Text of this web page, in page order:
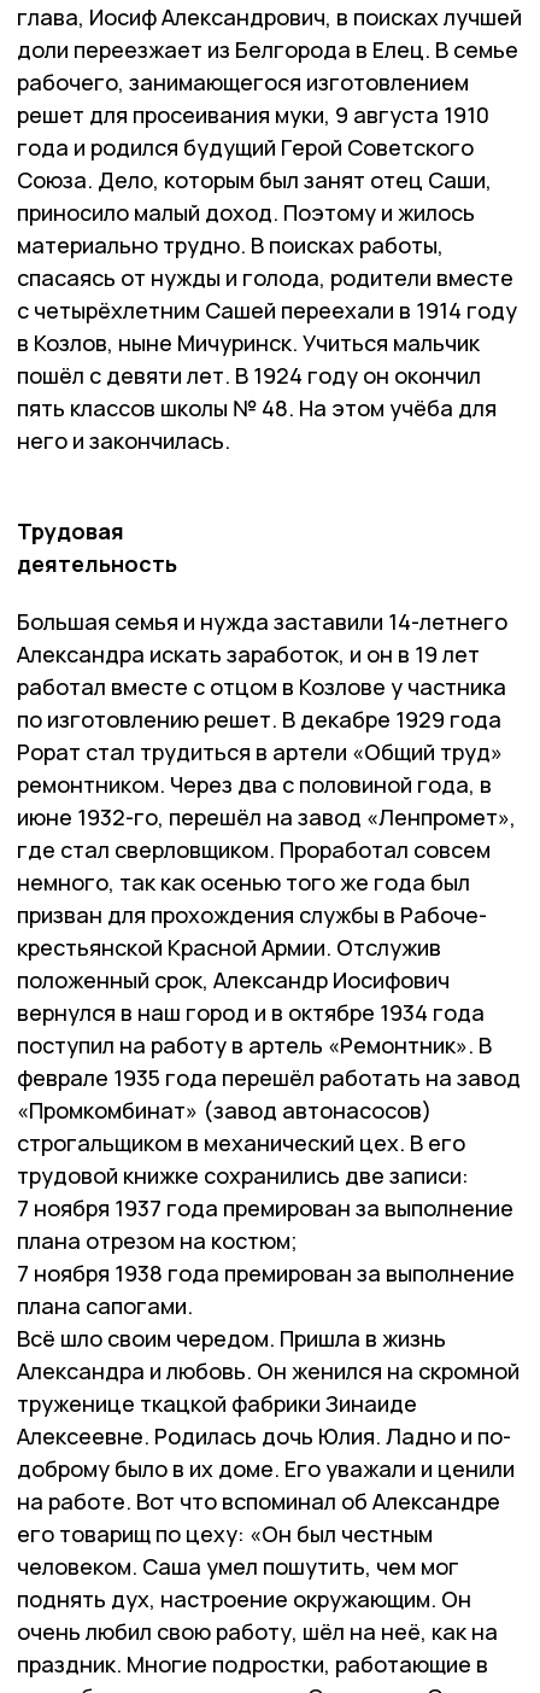
глава, Иосиф Александрович, в поисках лучшей
доли переезжает из Белгорода в Елец. В семье
рабочего, занимающегося изготовлением
решет для просеивания муки, 9 августа 1910
года и родился будущий Герой Советского
Союза. Дело, которым был занят отец Саши,
приносило малый доход. Поэтому и жилось
материально трудно. В поисках работы,
спасаясь от нужды и голода, родители вместе
с четырёхлетним Сашей переехали в 1914 году
в Козлов, ныне Мичуринск. Учиться мальчик
пошёл с девяти лет. В 1924 году он окончил
пять классов школы № 48. На этом учёба для
него и закончилась.
Трудовая
деятельность
Большая семья и нужда заставили 14-летнего
Александра искать заработок, и он в 19 лет
работал вместе с отцом в Козлове у частника
по изготовлению решет. В декабре 1929 года
Рорат стал трудиться в артели «Общий труд»
ремонтником. Через два с половиной года, в
июне 1932-го, перешёл на завод «Ленпромет»,
где стал сверловщиком. Проработал совсем
немного, так как осенью того же года был
призван для прохождения службы в Рабоче-
крестьянской Красной Армии. Отслужив
положенный срок, Александр Иосифович
вернулся в наш город и в октябре 1934 года
поступил на работу в артель «Ремонтник». В
феврале 1935 года перешёл работать на завод
«Промкомбинат» (завод автонасосов)
строгальщиком в механический цех. В его
трудовой книжке сохранились две записи:
7 ноября 1937 года премирован за выполнение
плана отрезом на костюм;
7 ноября 1938 года премирован за выполнение
плана сапогами.
Всё шло своим чередом. Пришла в жизнь
Александра и любовь. Он женился на скромной
труженице ткацкой фабрики Зинаиде
Алексеевне. Родилась дочь Юлия. Ладно и по-
доброму было в их доме. Его уважали и ценили
на работе. Вот что вспоминал об Александре
его товарищ по цеху: «Он был честным
человеком. Саша умел пошутить, чем мог
поднять дух, настроение окружающим. Он
очень любил свою работу, шёл на неё, как на
праздник. Многие подростки, работающие в